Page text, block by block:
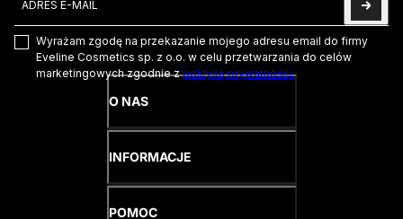
Wyrażam zgodę na przekazanie mojego adresu email do firmy
Eveline Cosmetics sp. z o.o. w celu przetwarzania do celów
marketingowych zgodnie zpolityką prywatności.
O NAS
INFORMACJE
POMOC